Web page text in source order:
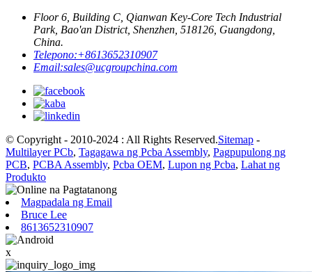
Floor 6, Building C, Qianwan Key-Core Tech Industrial
Park, Bao'an District, Shenzhen, 518126, Guangdong,
China.
Telepono:+8613652310907
Email:sales@ucgroupchina.com
© Copyright - 2010-2024 : All Rights Reserved.Sitemap -
Multilayer PCb, Tagagawa ng Pcba Assembly, Pagpupulong ng
PCB, PCBA Assembly, Pcba OEM, Lupon ng Pcba, Lahat ng
Produkto
Magpadala ng Email
Bruce Lee
8613652310907
x